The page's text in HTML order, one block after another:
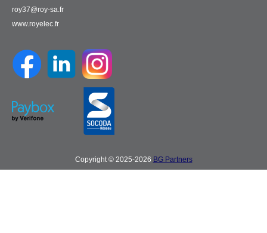
roy37@roy-sa.fr
www.royelec.fr
Copyright © 2025-2026 BG Partners